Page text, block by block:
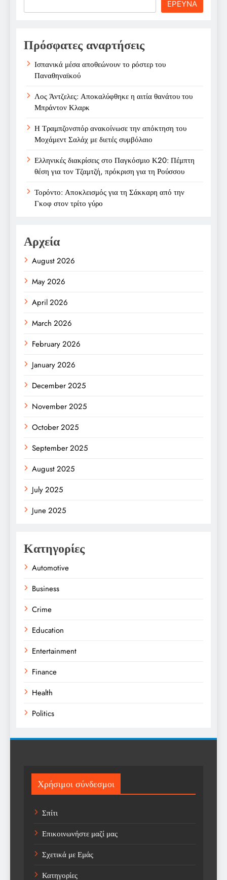
ΕΡΕΥΝΑ
Πρόσφατες αναρτήσεις
Ισπανικά μέσα αποθεώνουν το ρόστερ του
Παναθηναϊκού
Λος Άντζελες: Αποκαλύφθηκε η αιτία θανάτου του
Μπράντον Κλαρκ
Η Τραμπζονσπόρ ανακοίνωσε την απόκτηση του
Μοχάμεντ Σαλάχ με διετές συμβόλαιο
Ελληνικές διακρίσεις στο Παγκόσμιο Κ20: Πέμπτη
θέση για τον Τζαμτζή, πρόκριση για τη Ρούσσου
Τορόντο: Αποκλεισμός για τη Σάκκαρη από την
Γκοφ στον τρίτο γύρο
Αρχεία
August 2026
May 2026
April 2026
March 2026
February 2026
January 2026
December 2025
November 2025
October 2025
September 2025
August 2025
July 2025
June 2025
Κατηγορίες
Automotive
Business
Crime
Education
Entertainment
Finance
Health
Politics
Sport
Sports
Technology
Trending
Weather
Χρήσιμοι σύνδεσμοι
Σπίτι
Επικοινωνήστε μαζί μας
Σχετικά με Εμάς
Κατηγορίες